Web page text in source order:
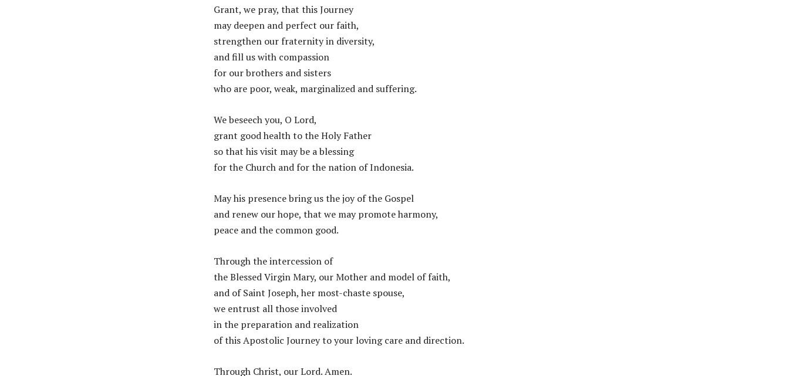
Grant, we pray, that this Journey
may deepen and perfect our faith,
strengthen our fraternity in diversity,
and fill us with compassion
for our brothers and sisters
who are poor, weak, marginalized and suffering.
We beseech you, O Lord,
grant good health to the Holy Father
so that his visit may be a blessing
for the Church and for the nation of Indonesia.
May his presence bring us the joy of the Gospel
and renew our hope, that we may promote harmony,
peace and the common good.
Through the intercession of
the Blessed Virgin Mary, our Mother and model of faith,
and of Saint Joseph, her most-chaste spouse,
we entrust all those involved
in the preparation and realization
of this Apostolic Journey to your loving care and direction.
Through Christ, our Lord. Amen.